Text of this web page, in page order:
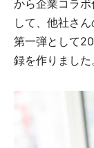
から企業コラ
して、他社さ
第一弾として
録を作りました